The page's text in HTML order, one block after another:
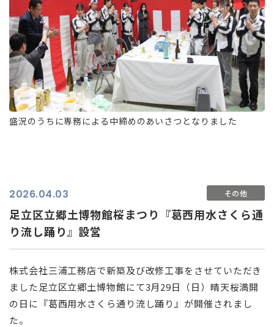
盛況のうちに専務による中締めのあいさつとなりました
2026.04.03 その他
足立区立郷土博物館桜まつり『葛西用水さくら通
り流し踊り』設営
株式会社三浦工務店で新築及び改修工事をさせていただき
ました足立区立郷土博物館にて3月29日（日）晴天桜満開
の日に『葛西用水さくら通り流し踊り』が開催されまし
た。